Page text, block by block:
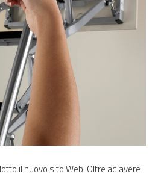
il nuovo sito Web. Oltre ad avere